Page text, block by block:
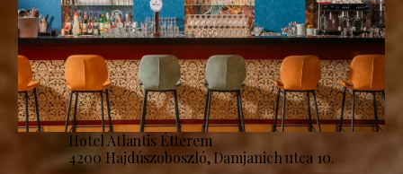
Hotel Atlantis Étterem
4200 Hajdúszoboszló, Damjanich utca 10.